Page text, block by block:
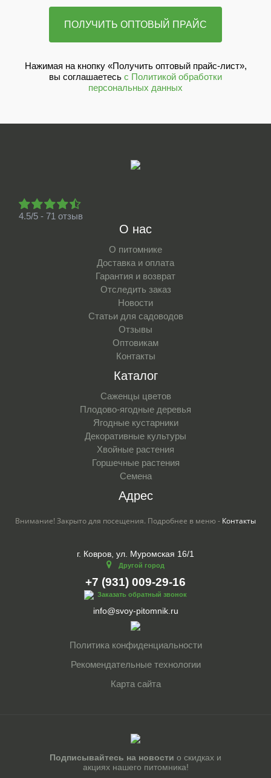
Нажимая на кнопку «Получить оптовый прайс-лист»,
вы соглашаетесь с Политикой обработки
персональных данных
4.5/5 - 71 отзыв
О нас
О питомнике
Доставка и оплата
Гарантия и возврат
Отследить заказ
Новости
Статьи для садоводов
Отзывы
Оптовикам
Контакты
Каталог
Саженцы цветов
Плодово-ягодные деревья
Ягодные кустарники
Декоративные культуры
Хвойные растения
Горшечные растения
Семена
Адрес
Внимание! Закрыто для посещения. Подробнее в меню - Контакты
г. Ковров, ул. Муромская 16/1
Другой город
+7 (931) 009-29-16
Заказать обратный звонок
info@svoy-pitomnik.ru
Политика конфиденциальности
Рекомендательные технологии
Карта сайта
Подписывайтесь на новости о скидках и
акциях нашего питомника!